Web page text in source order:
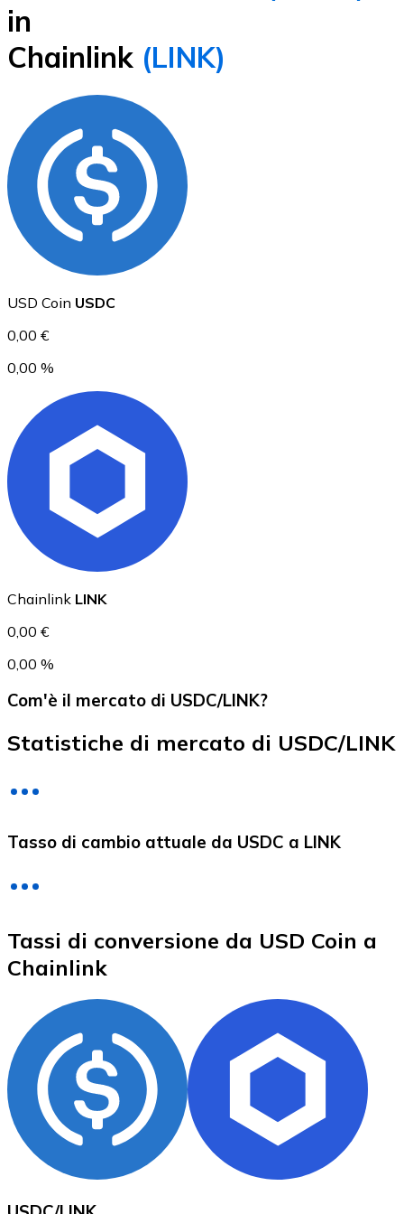
Ethereum
ETH
USD Coin
USDC
XRP
XRP
in
Chainlink (LINK)
USD Coin USDC
0,00 €
0,00 %
Chainlink LINK
0,00 €
0,00 %
Com'è il mercato di USDC/LINK?
Statistiche di mercato di USDC/LINK
Tasso di cambio attuale da USDC a LINK
Tassi di conversione da USD Coin a
Chainlink